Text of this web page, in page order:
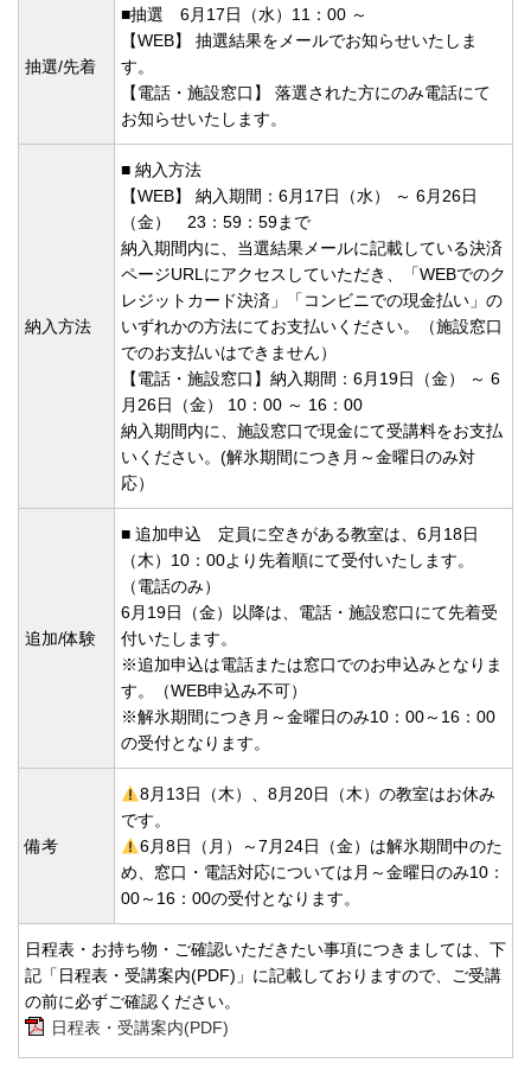
抽選/先着
■抽選 6月17日（水）11：00 ～
【WEB】 抽選結果をメールでお知らせいたしま
す。
【電話・施設窓口】 落選された方にのみ電話にて
お知らせいたします。
納入方法
■ 納入方法
【WEB】 納入期間：6月17日（水） ～ 6月26日
（金） 23：59：59まで
納入期間内に、当選結果メールに記載している決済
ページURLにアクセスしていただき、「WEBでのク
レジットカード決済」「コンビニでの現金払い」の
いずれかの方法にてお支払いください。（施設窓口
でのお支払いはできません）
【電話・施設窓口】納入期間：6月19日（金） ～ 6
月26日（金） 10：00 ～ 16：00
納入期間内に、施設窓口で現金にて受講料をお支払
いください。(解氷期間につき月～金曜日のみ対
応）
追加/体験
■ 追加申込 定員に空きがある教室は、6月18日
（木）10：00より先着順にて受付いたします。
（電話のみ）
6月19日（金）以降は、電話・施設窓口にて先着受
付いたします。
※追加申込は電話または窓口でのお申込みとなりま
す。（WEB申込み不可）
※解氷期間につき月～金曜日のみ10：00～16：00
の受付となります。
備考
8月13日（木）、8月20日（木）の教室はお休み
です。
6月8日（月）～7月24日（金）は解氷期間中のた
め、窓口・電話対応については月～金曜日のみ10：
00～16：00の受付となります。
日程表・お持ち物・ご確認いただきたい事項につきましては、下
記「日程表・受講案内(PDF)」に記載しておりますので、ご受講
の前に必ずご確認ください。
日程表・受講案内(PDF)